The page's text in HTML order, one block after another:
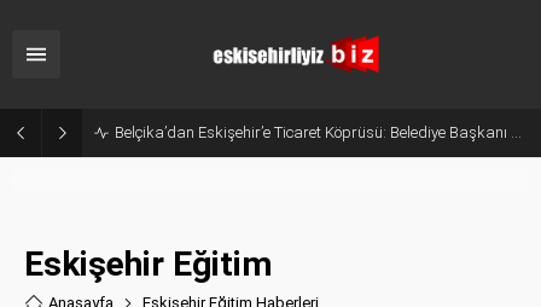
Eskişehir’in Gururu Elif Ertek Millî Takım Kampına Davet Edildi!
Eskişehir Eğitim
Anasayfa Eskişehir Eğitim Haberleri